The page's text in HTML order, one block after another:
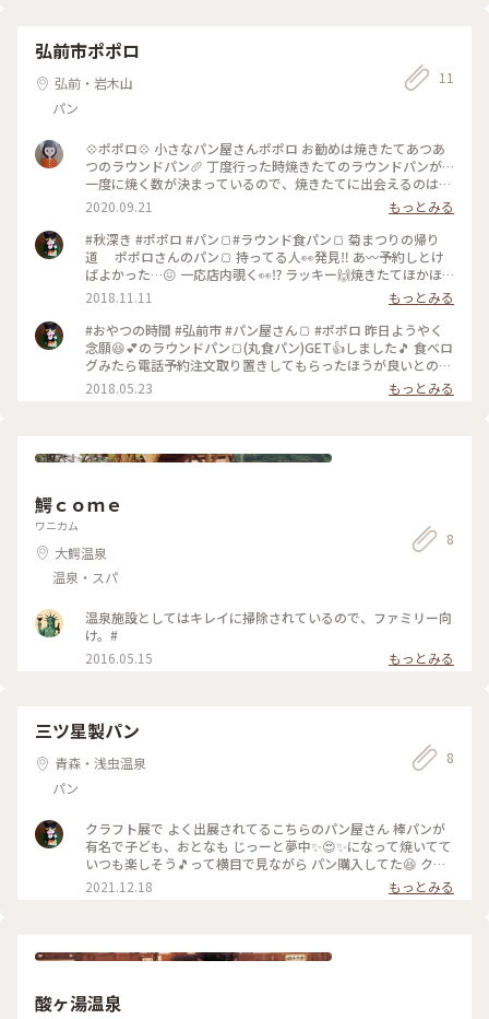
がするよね？ 周りの香りがしてるだけかなぁ～と思い、気に
せず渇いた喉を潤すアップルサイダーを購入 ホントはフルー
ツ牛乳が良かったけど、ここは青森❗やっぱりりんご🍎でしょ‼️
ホントいいお風呂で、今度は泊まりに来たいな🤗 #青森#酸ヶ
弘前市ポポロ
弘前・岩木山
パン
11
💠ポポロ💠 小さなパン屋さんポポロ お勧めは焼きたてあつあ
つのラウンドパン🥖 丁度行った時焼きたてのラウンドパンが…
一度に焼く数が決まっているので、焼きたてに出会えるのはラ
ッキー🤞 本当に焼きたてはふわふわの熱々でもちかえるのが
大変です。その場でかぶりついてみたかったけど人目がある
し。 地元では評判のパン屋さんらしいです。 地元じゃない人
が言ってどうするんだ😅 #地元のパン屋さん#焼きたてラウン
ドパン#可愛い
2020.09.21
もっとみる
#秋深き #ポポロ #パン🍞#ラウンド食パン🍞 菊まつりの帰り
道 ポポロさんのパン🍞 持ってる人👀発見‼ あ〰予約しとけ
ばよかった…😖 一応店内覗く👀⁉ ラッキー🙌焼きたてほかほ
か〰😂 駅前通り迄食パン🍞抱いて帰りました🎶 沢山歩いて食
べて堪能した１日でした😳
2018.11.11
もっとみる
#おやつの時間 #弘前市 #パン屋さん🍞 #ポポロ 昨日ようやく
念願😆💕のラウンドパン🍞(丸食パン)GET👍しました🎵 食べロ
グみたら電話予約注文取り置きしてもらったほうが良いとの情
報有り❗ ついでにカット✂もお願いしました🎵 ラウンド1本
￥324(税込) 友達の分もで2本購入🎶 まだふかふか〰柔らかい
2018.05.23 もっとみる
鰐ｃｏｍｅ
ワニカム
大鰐温泉
温泉・スパ
8
温泉施設としてはキレイに掃除されているので、ファミリー向
け。#
2016.05.15
もっとみる
三ツ星製パン
青森・浅虫温泉
パン
8
クラフト展で よく出展されてるこちらのパン屋さん 棒パンが
有名で子ども、おとなも じっーと夢中✨😍✨になって焼いてて
いつも楽しそう🎵って横目で見ながら パン購入してた😆 クラ
フト展でしか買ったことなくて… いつかお店行ってみたいと思
って Instagram見たら駅前じゃん⁉️ アスパム イベント🎪 クリ
な🥐クロワッサンを買いに🎵 イベントでは売ってないパンも
2021.12.18 もっとみる
酸ヶ湯温泉